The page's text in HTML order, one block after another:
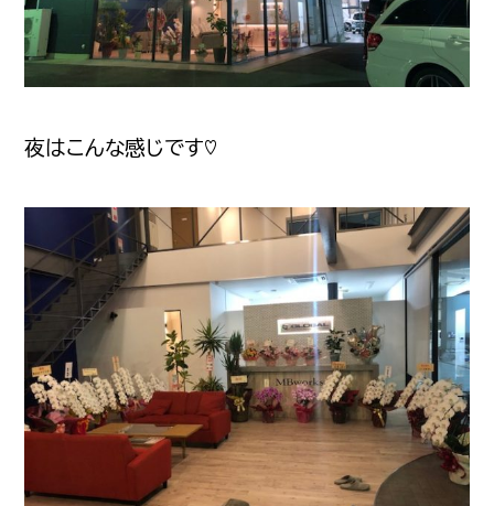
夜はこんな感じです♡